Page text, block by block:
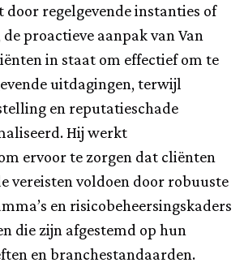
door regelgevende instanties of
proactieve aanpak van Van
in staat om effectief om te
uitdagingen, terwijl
en reputatieschade
Hij werkt
ervoor te zorgen dat cliënten
vereisten voldoen door robuuste
en risicobeheersingskaders
die zijn afgestemd op hun
en branchestandaarden.